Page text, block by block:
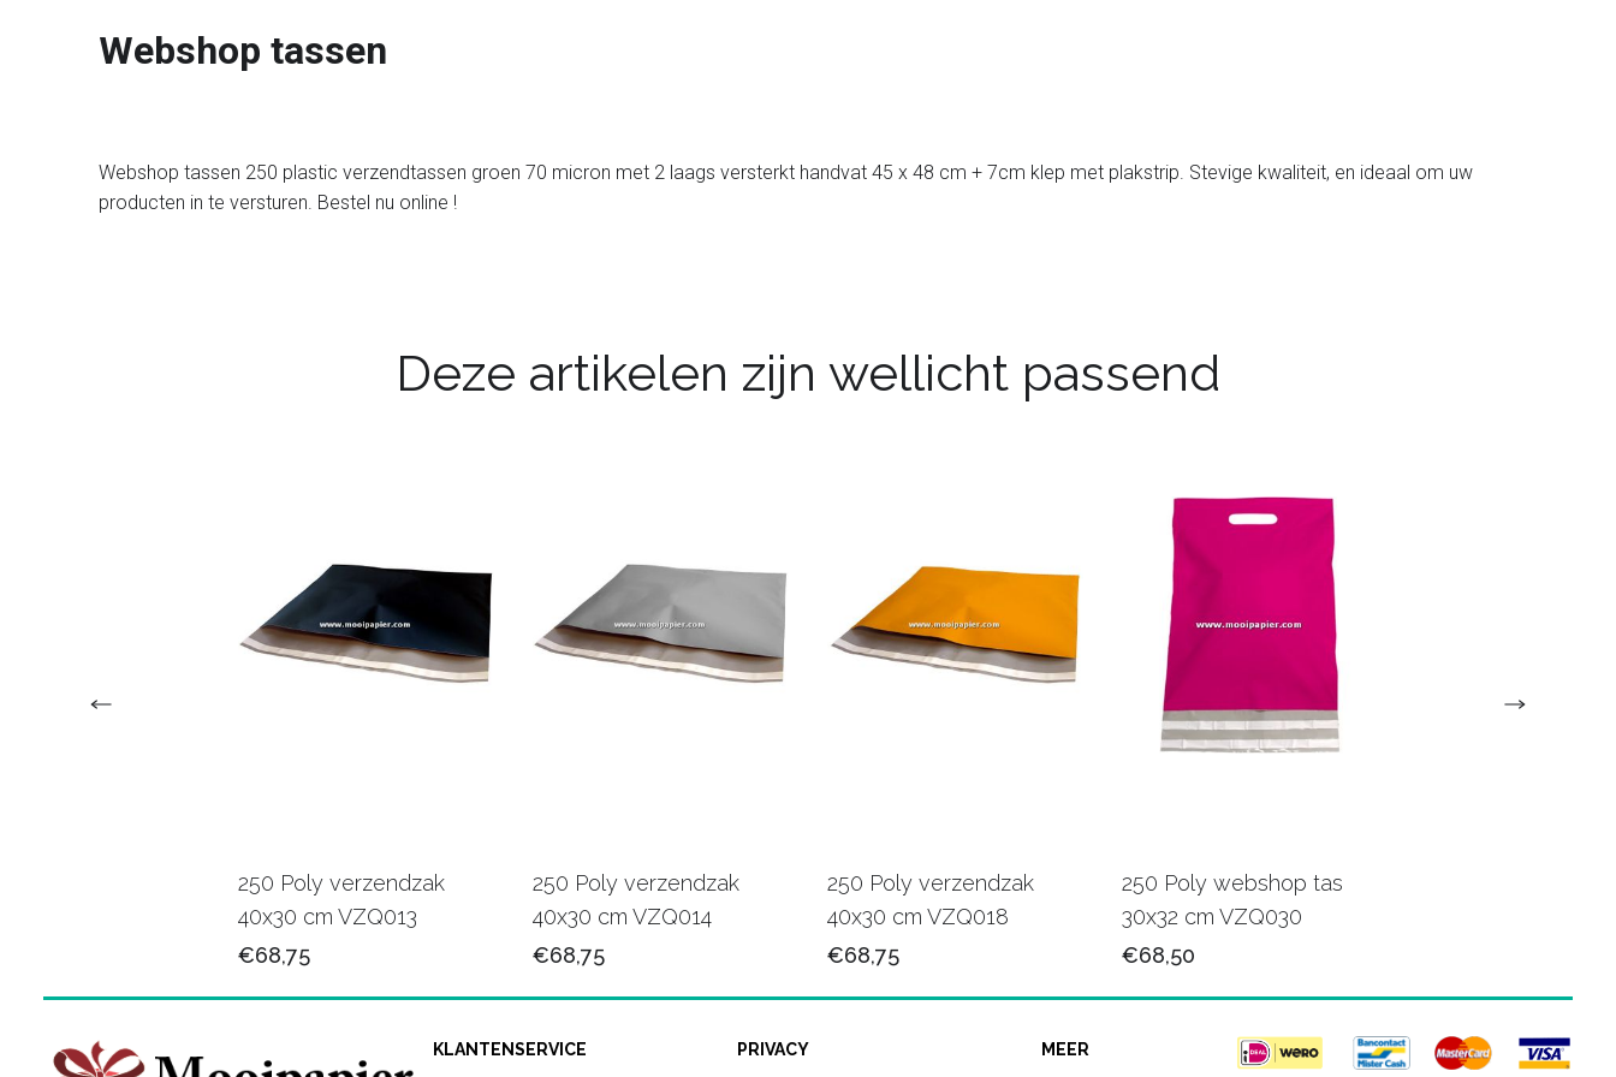
Webshop tassen
Webshop tassen 250 plastic verzendtassen groen 70 micron met 2 laags versterkt handvat 45 x 48 cm + 7cm klep met plakstrip. Stevige kwaliteit, en ideaal om uw
producten in te versturen. Bestel nu online !
Deze artikelen zijn wellicht passend
250 Poly verzendzak
40x30 cm VZQ013
€68,75
250 Poly verzendzak
40x30 cm VZQ014
€68,75
250 Poly verzendzak
40x30 cm VZQ018
€68,75
250 Poly webshop tas
30x32 cm VZQ030
€68,50
KLANTENSERVICE PRIVACY MEER